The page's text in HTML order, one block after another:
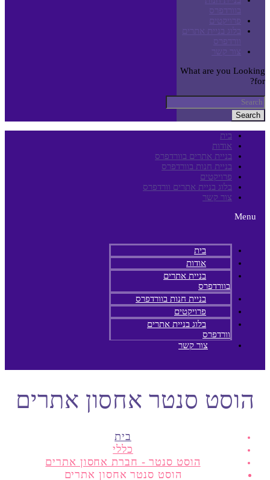
בוורדפרס
פרויקטים
בלוג בניית אתרים
וורדפרס
צור קשר
What are you Looking
for?
Search
בית
אודות
בניית אתרים בוורדפרס
בניית חנות בוורדפרס
פרויקטים
בלוג בניית אתרים וורדפרס
צור קשר
Menu
בית
אודות
בניית אתרים
בוורדפרס
בניית חנות בוורדפרס
פרויקטים
בלוג בניית אתרים
וורדפרס
צור קשר
הוסט סנטר אחסון אתרים
בית
כללי
הוסט סנטר - חברת אחסון אתרים
הוסט סנטר אחסון אתרים